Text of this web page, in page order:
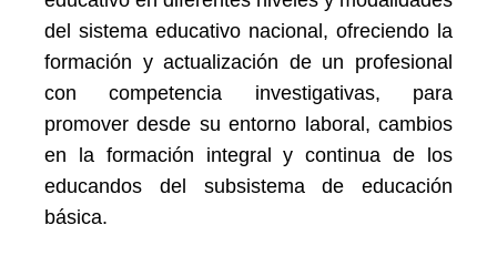
del sistema educativo nacional, ofreciendo la
formación y actualización de un profesional
con competencia investigativas, para
promover desde su entorno laboral, cambios
en la formación integral y continua de los
educandos del subsistema de educación
básica.